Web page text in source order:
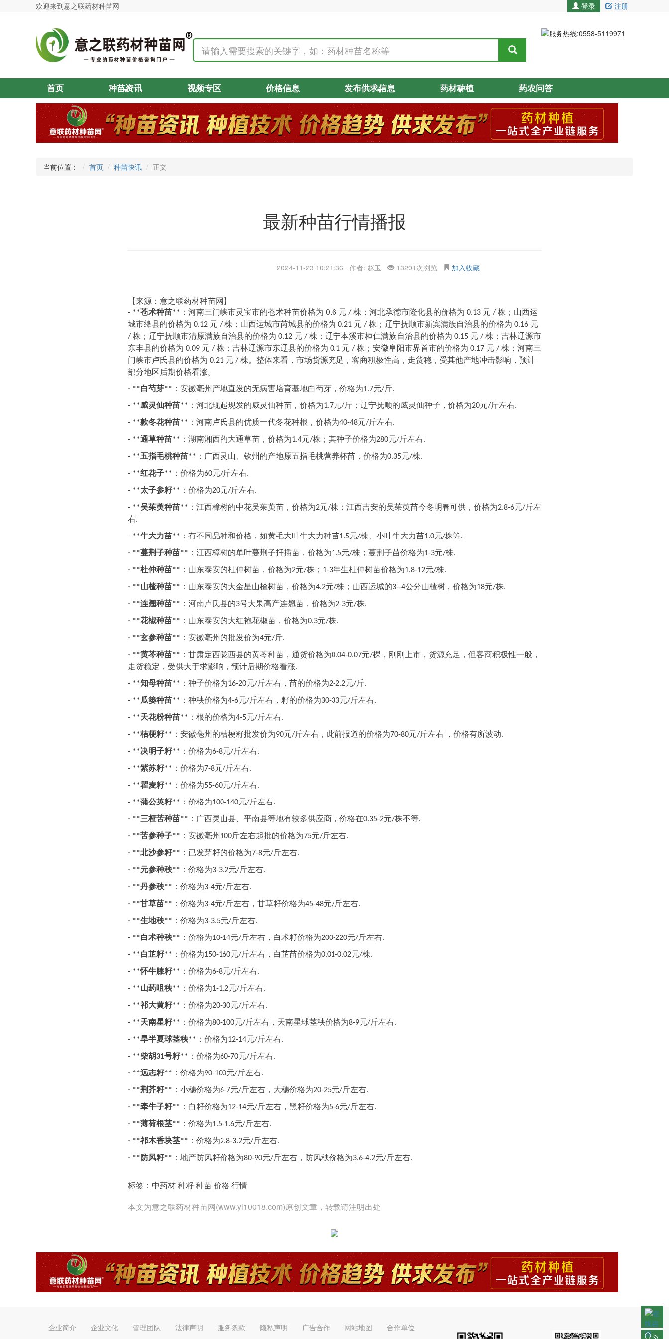
欢迎来到意之联药材种苗网 登录 注册
首页 种苗资讯 视频专区 价格信息 发布供求信息 药材种植 药农问答
当前位置： 首页 种苗快讯 正文
最新种苗行情播报
2024-11-23 10:21:36 作者: 赵玉 13291次浏览 加入收藏
【来源：意之联药材种苗网】
- **苍术种苗** ：河南三门峡市灵宝市的苍术种苗价格为 0.6 元 / 株；河北承德市隆化县的价格为 0.13 元 / 株；山西运
城市绛县的价格为 0.12 元 / 株；山西运城市芮城县的价格为 0.21 元 / 株；辽宁抚顺市新宾满族自治县的价格为 0.16 元
/ 株；辽宁抚顺市清原满族自治县的价格为 0.12 元 / 株；辽宁本溪市桓仁满族自治县的价格为 0.15 元 / 株；吉林辽源市
东丰县的价格为 0.09 元 / 株；吉林辽源市东辽县的价格为 0.1 元 / 株；安徽阜阳市界首市的价格为 0.17 元 / 株；河南三
门峡市卢氏县的价格为 0.21 元 / 株。整体来看，市场货源充足，客商积极性高，走货稳，受其他产地冲击影响，预计
部分地区后期价格看涨。
- **白芍芽** ：安徽亳州产地直发的无病害培育基地白芍芽，价格为1.7元/斤.
- **威灵仙种苗** ：河北现起现发的威灵仙种苗，价格为1.7元/斤 ；辽宁抚顺的威灵仙种子，价格为20元/斤左右.
- **款冬花种苗** ：河南卢氏县的优质一代冬花种根，价格为40-48元/斤左右.
- **通草种苗** ：湖南湘西的大通草苗，价格为1.4元/株；其种子价格为280元/斤左右.
- **五指毛桃种苗** ：广西灵山、钦州的产地原五指毛桃营养杯苗，价格为0.35元/株.
- **红花子** ：价格为60元/斤左右.
- **太子参籽** ：价格为20元/斤左右.
- **吴茱萸种苗** ：江西樟树的中花吴茱萸苗，价格为2元/株；江西吉安的吴茱萸苗今冬明春可供，价格为2.8-6元/斤左
右.
- **牛大力苗** ：有不同品种和价格，如黄毛大叶牛大力种苗1.5元/株、小叶牛大力苗1.0元/株等.
- **蔓荆子种苗** ：江西樟树的单叶蔓荆子扦插苗，价格为1.5元/株；蔓荆子苗价格为1-3元/株.
- **杜仲种苗** ：山东泰安的杜仲树苗，价格为2元/株； 1-3年生杜仲树苗价格为1.8-12元/株.
- **山楂种苗** ：山东泰安的大金星山楂树苗，价格为4.2元/株；山西运城的3--4公分山楂树，价格为18元/株.
- **连翘种苗** ：河南卢氏县的3号大果高产连翘苗，价格为2-3元/株.
- **花椒种苗** ：山东泰安的大红袍花椒苗，价格为0.3元/株.
- **玄参种苗** ：安徽亳州的批发价为4元/斤.
- **黄芩种苗** ：甘肃定西陇西县的黄芩种苗，通货价格为0.04-0.07元/棵，刚刚上市，货源充足，但客商积极性一般，
走货稳定，受供大于求影响，预计后期价格看涨.
- **知母种苗** ：种子价格为16-20元/斤左右 ，苗的价格为2-2.2元/斤.
- **瓜篓种苗** ：种秧价格为4-6元/斤左右 ，籽的价格为30-33元/斤左右.
- **天花粉种苗** ：根的价格为4-5元/斤左右.
- **桔梗籽** ：安徽亳州的桔梗籽批发价为90元/斤左右 ，此前报道的价格为70-80元/斤左右 ，价格有所波动.
- **决明子籽** ：价格为6-8元/斤左右.
- **紫苏籽** ：价格为7-8元/斤左右.
- **瞿麦籽** ：价格为55-60元/斤左右.
- **蒲公英籽** ：价格为100-140元/斤左右.
- **三桠苦种苗** ：广西灵山县、平南县等地有较多供应商，价格在0.35-2元/株不等.
- **苦参种子** ：安徽亳州 100斤左右起批的价格为75元/斤左右.
- **北沙参籽** ：已发芽籽的价格为7-8元/斤左右.
- **元参种秧** ：价格为3-3.2元/斤左右.
- **丹参秧** ：价格为3-4元/斤左右.
- **甘草苗** ：价格为3-4元/斤左右 ，甘草籽价格为45-48元/斤左右.
- **生地秧** ：价格为3-3.5元/斤左右.
- **白术种秧** ：价格为10-14元/斤左右 ，白术籽价格为200-220元/斤左右.
- **白芷籽** ：价格为150-160元/斤左右 ，白芷苗价格为0.01-0.02元/株.
- **怀牛膝籽** ：价格为6-8元/斤左右.
- **山药咀秧** ：价格为1-1.2元/斤左右.
- **祁大黄籽** ：价格为20-30元/斤左右.
- **天南星籽** ：价格为80-100元/斤左右 ，天南星球茎秧价格为8-9元/斤左右.
- **旱半夏球茎秧** ：价格为12-14元/斤左右.
- **柴胡31号籽** ：价格为60-70元/斤左右.
- **远志籽** ：价格为90-100元/斤左右.
- **荆芥籽** ：小穗价格为6-7元/斤左右 ，大穗价格为20-25元/斤左右.
- **牵牛子籽** ：白籽价格为12-14元/斤左右 ，黑籽价格为5-6元/斤左右.
- **薄荷根茎** ：价格为1.5-1.6元/斤左右.
- **祁木香块茎** ：价格为2.8-3.2元/斤左右.
- ** 防风籽** ：地产防风籽价格为80-90元/斤左右 ，防风秧价格为3.6-4.2元/斤左右.
标签：中药材 种籽 种苗 价格 行情
本文为意之联药材种苗网(www.yl10018.com)原创文章，转载请注明出处
企业简介 企业文化 管理团队 法律声明 服务条款 隐私声明 广告合作 网站地图 合作单位